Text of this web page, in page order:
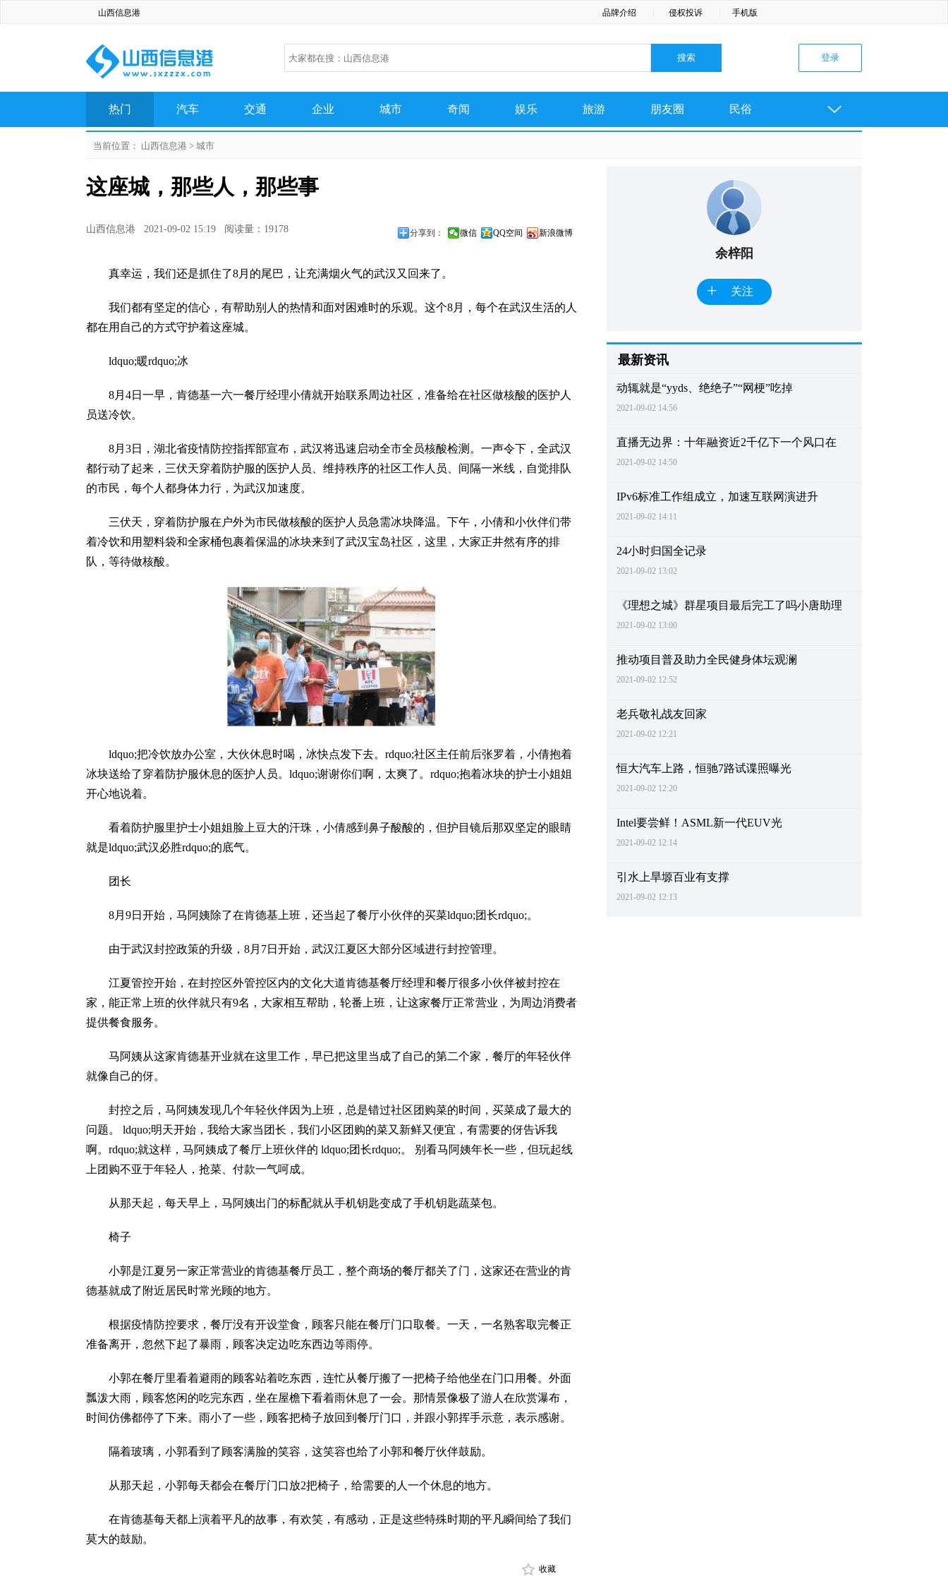
山西信息港 品牌介绍 侵权投诉 手机版
热门 汽车 交通 企业 城市 奇闻 娱乐 旅游 朋友圈 民俗
生活 百科

当前位置： 山西信息港 > 城市
这座城，那些人，那些事
山西信息港 2021-09-02 15:19 阅读量：19178 分享到： 微信 QQ空间 新浪微博
真幸运，我们还是抓住了8月的尾巴，让充满烟火气的武汉又回来了。
我们都有坚定的信心，有帮助别人的热情和面对困难时的乐观。这个8月，每个在武汉生活的人
都在用自己的方式守护着这座城。
ldquo;暖rdquo;冰
8月4日一早，肯德基一六一餐厅经理小倩就开始联系周边社区，准备给在社区做核酸的医护人
员送冷饮。
8月3日，湖北省疫情防控指挥部宣布，武汉将迅速启动全市全员核酸检测。一声令下，全武汉
都行动了起来，三伏天穿着防护服的医护人员、维持秩序的社区工作人员、间隔一米线，自觉排队
的市民，每个人都身体力行，为武汉加速度。
三伏天，穿着防护服在户外为市民做核酸的医护人员急需冰块降温。下午，小倩和小伙伴们带
着冷饮和用塑料袋和全家桶包裹着保温的冰块来到了武汉宝岛社区，这里，大家正井然有序的排
队，等待做核酸。
ldquo;把冷饮放办公室，大伙休息时喝，冰快点发下去。rdquo;社区主任前后张罗着，小倩抱着
冰块送给了穿着防护服休息的医护人员。ldquo;谢谢你们啊，太爽了。rdquo;抱着冰块的护士小姐姐
开心地说着。
看着防护服里护士小姐姐脸上豆大的汗珠，小倩感到鼻子酸酸的，但护目镜后那双坚定的眼睛
就是ldquo;武汉必胜rdquo;的底气。
团长
8月9日开始，马阿姨除了在肯德基上班，还当起了餐厅小伙伴的买菜ldquo;团长rdquo;。
由于武汉封控政策的升级，8月7日开始，武汉江夏区大部分区域进行封控管理。
江夏管控开始，在封控区外管控区内的文化大道肯德基餐厅经理和餐厅很多小伙伴被封控在
家，能正常上班的伙伴就只有9名，大家相互帮助，轮番上班，让这家餐厅正常营业，为周边消费者
提供餐食服务。
马阿姨从这家肯德基开业就在这里工作，早已把这里当成了自己的第二个家，餐厅的年轻伙伴
就像自己的伢。
封控之后，马阿姨发现几个年轻伙伴因为上班，总是错过社区团购菜的时间，买菜成了最大的
问题。 ldquo;明天开始，我给大家当团长，我们小区团购的菜又新鲜又便宜，有需要的伢告诉我
啊。rdquo;就这样，马阿姨成了餐厅上班伙伴的 ldquo;团长rdquo;。 别看马阿姨年长一些，但玩起线
上团购不亚于年轻人，抢菜、付款一气呵成。
从那天起，每天早上，马阿姨出门的标配就从手机钥匙变成了手机钥匙蔬菜包。
椅子
小郭是江夏另一家正常营业的肯德基餐厅员工，整个商场的餐厅都关了门，这家还在营业的肯
德基就成了附近居民时常光顾的地方。
根据疫情防控要求，餐厅没有开设堂食，顾客只能在餐厅门口取餐。一天，一名熟客取完餐正
准备离开，忽然下起了暴雨，顾客决定边吃东西边等雨停。
小郭在餐厅里看着避雨的顾客站着吃东西，连忙从餐厅搬了一把椅子给他坐在门口用餐。外面
瓢泼大雨，顾客悠闲的吃完东西，坐在屋檐下看着雨休息了一会。那情景像极了游人在欣赏瀑布，
时间仿佛都停了下来。雨小了一些，顾客把椅子放回到餐厅门口，并跟小郭挥手示意，表示感谢。
隔着玻璃，小郭看到了顾客满脸的笑容，这笑容也给了小郭和餐厅伙伴鼓励。
从那天起，小郭每天都会在餐厅门口放2把椅子，给需要的人一个休息的地方。
在肯德基每天都上演着平凡的故事，有欢笑，有感动，正是这些特殊时期的平凡瞬间给了我们
莫大的鼓励。
收藏
余梓阳
+ 关注
最新资讯
动辄就是“yyds、绝绝子”“网梗”吃掉
2021-09-02 14:56
直播无边界：十年融资近2千亿下一个风口在
2021-09-02 14:50
IPv6标准工作组成立，加速互联网演进升
2021-09-02 14:11
24小时归国全记录
2021-09-02 13:02
《理想之城》群星项目最后完工了吗小唐助理
2021-09-02 13:00
推动项目普及助力全民健身体坛观澜
2021-09-02 12:52
老兵敬礼战友回家
2021-09-02 12:21
恒大汽车上路，恒驰7路试谍照曝光
2021-09-02 12:20
Intel要尝鲜！ASML新一代EUV光
2021-09-02 12:14
引水上旱塬百业有支撑
2021-09-02 12:13